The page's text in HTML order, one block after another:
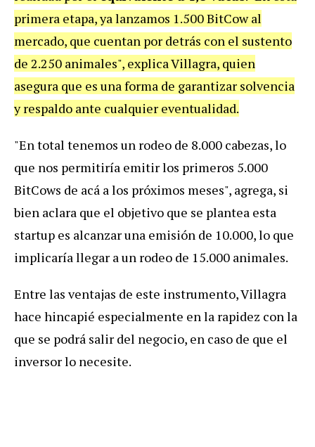
primera etapa, ya lanzamos 1.500 BitCow al
mercado, que cuentan por detrás con el sustento
de 2.250 animales", explica Villagra, quien
asegura que es una forma de garantizar solvencia
y respaldo ante cualquier eventualidad.
"En total tenemos un rodeo de 8.000 cabezas, lo
que nos permitiría emitir los primeros 5.000
BitCows de acá a los próximos meses", agrega, si
bien aclara que el objetivo que se plantea esta
startup es alcanzar una emisión de 10.000, lo que
implicaría llegar a un rodeo de 15.000 animales.
Entre las ventajas de este instrumento, Villagra
hace hincapié especialmente en la rapidez con la
que se podrá salir del negocio, en caso de que el
inversor lo necesite.